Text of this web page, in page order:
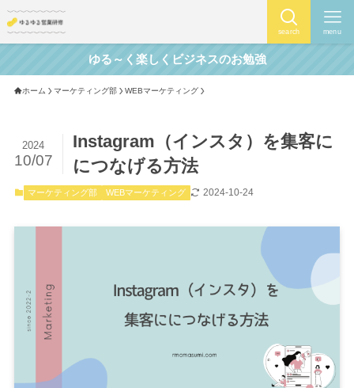
search menu
ゆる～く楽しくビジネスのお勉強
ホーム マーケティング部 WEBマーケティング
Instagram（インスタ）を集客に
につなげる方法
2024
10/07
マーケティング部 WEBマーケティング 2024-10-24